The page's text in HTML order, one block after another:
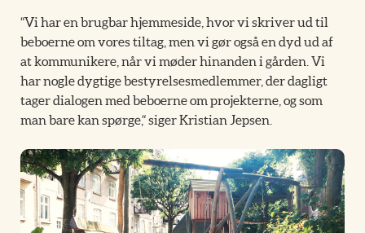
“Vi har en brugbar hjemmeside, hvor vi skriver ud til
beboerne om vores tiltag, men vi gør også en dyd ud af
at kommunikere, når vi møder hinanden i gården. Vi
har nogle dygtige bestyrelsesmedlemmer, der dagligt
tager dialogen med beboerne om projekterne, og som
man bare kan spørge,“ siger Kristian Jepsen.